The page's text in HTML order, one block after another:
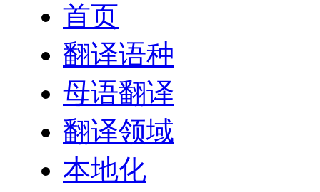
首页
翻译语种
母语翻译
翻译领域
本地化